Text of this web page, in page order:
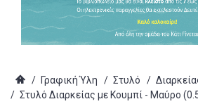
/ Γραφική Ύλη / Στυλό /
/ Στυλό Διαρκείας με Κουμπί - Μαύρο